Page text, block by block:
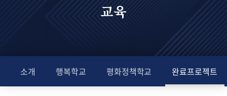
교육
소개 행복학교 평화정책학교 완료프로젝트